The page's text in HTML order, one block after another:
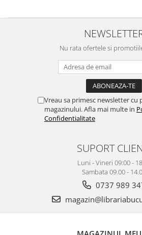
Nu rata ofertele si
Vreau sa primesc newsletter cu
magazinului. Afla mai multe in
Confidentialitate
SUPORT
Luni - Vineri 09:00 -
Sambata 09.00 -
0737 989